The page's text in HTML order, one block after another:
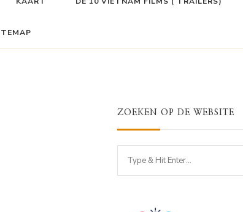
ZOEKEN OP DE WEBSITE
Looking